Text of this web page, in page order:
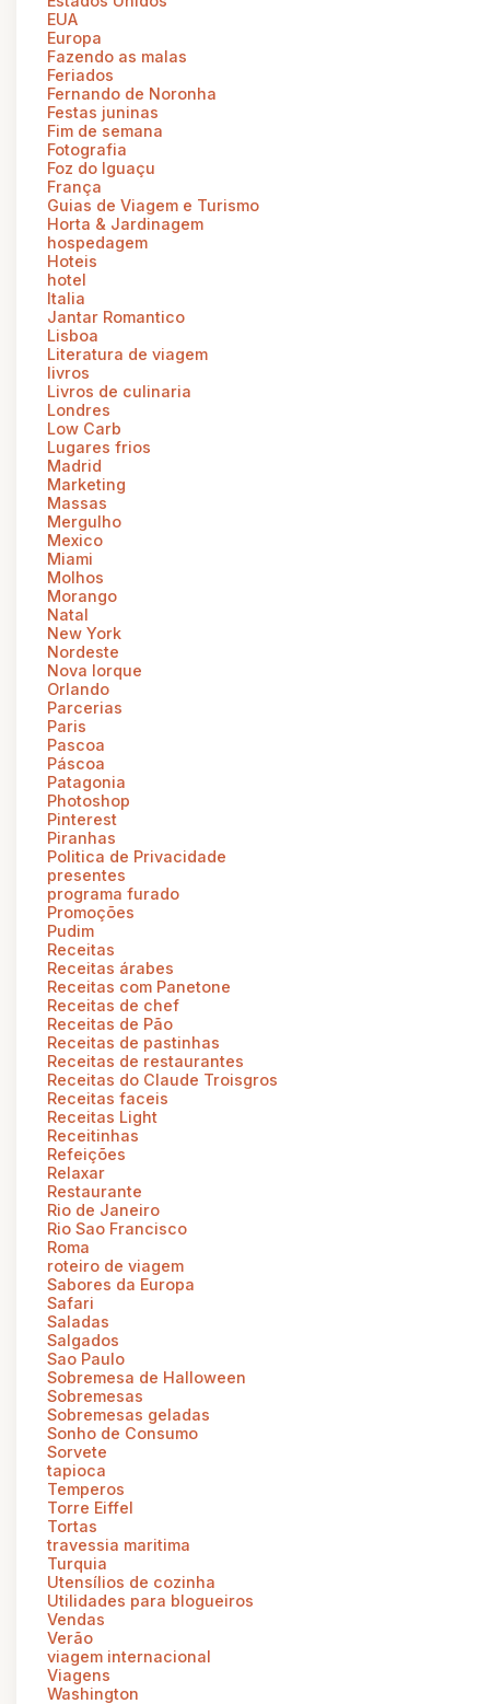
EUA
Europa
Fazendo as malas
Feriados
Fernando de Noronha
Festas juninas
Fim de semana
Fotografia
Foz do Iguaçu
França
Guias de Viagem e Turismo
Horta & Jardinagem
hospedagem
Hoteis
hotel
Italia
Jantar Romantico
Lisboa
Literatura de viagem
livros
Livros de culinaria
Londres
Low Carb
Lugares frios
Madrid
Marketing
Massas
Mergulho
Mexico
Miami
Molhos
Morango
Natal
New York
Nordeste
Nova Iorque
Orlando
Parcerias
Paris
Pascoa
Páscoa
Patagonia
Photoshop
Pinterest
Piranhas
Politica de Privacidade
presentes
programa furado
Promoções
Pudim
Receitas
Receitas árabes
Receitas com Panetone
Receitas de chef
Receitas de Pão
Receitas de pastinhas
Receitas de restaurantes
Receitas do Claude Troisgros
Receitas faceis
Receitas Light
Receitinhas
Refeições
Relaxar
Restaurante
Rio de Janeiro
Rio Sao Francisco
Roma
roteiro de viagem
Sabores da Europa
Safari
Saladas
Salgados
Sao Paulo
Sobremesa de Halloween
Sobremesas
Sobremesas geladas
Sonho de Consumo
Sorvete
tapioca
Temperos
Torre Eiffel
Tortas
travessia maritima
Turquia
Utensílios de cozinha
Utilidades para blogueiros
Vendas
Verão
viagem internacional
Viagens
Washington